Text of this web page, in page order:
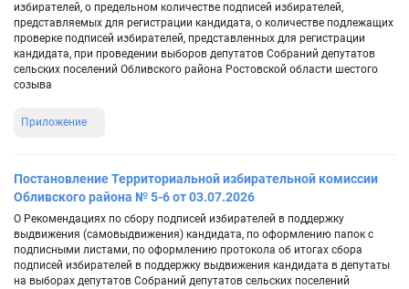
избирателей, о предельном количестве подписей избирателей,
представляемых для регистрации кандидата, о количестве подлежащих
проверке подписей избирателей, представленных для регистрации
кандидата, при проведении выборов депутатов Собраний депутатов
сельских поселений Обливского района Ростовской области шестого
созыва
Приложение
Постановление Территориальной избирательной комиссии
Обливского района № 5-6 от 03.07.2026
О Рекомендациях по сбору подписей избирателей в поддержку
выдвижения (самовыдвижения) кандидата, по оформлению папок с
подписными листами, по оформлению протокола об итогах сбора
подписей избирателей в поддержку выдвижения кандидата в депутаты
на выборах депутатов Собраний депутатов сельских поселений